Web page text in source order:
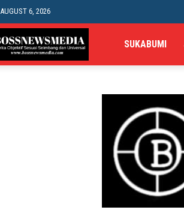
6, 2026
SUKABUMI